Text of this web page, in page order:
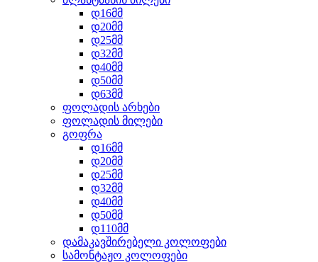
დ16მმ
დ20მმ
დ25მმ
დ32მმ
დ40მმ
დ50მმ
დ63მმ
ფოლადის არხები
ფოლადის მილები
გოფრა
დ16მმ
დ20მმ
დ25მმ
დ32მმ
დ40მმ
დ50მმ
დ110მმ
დამაკავშირებელი კოლოფები
სამონტაჟო კოლოფები